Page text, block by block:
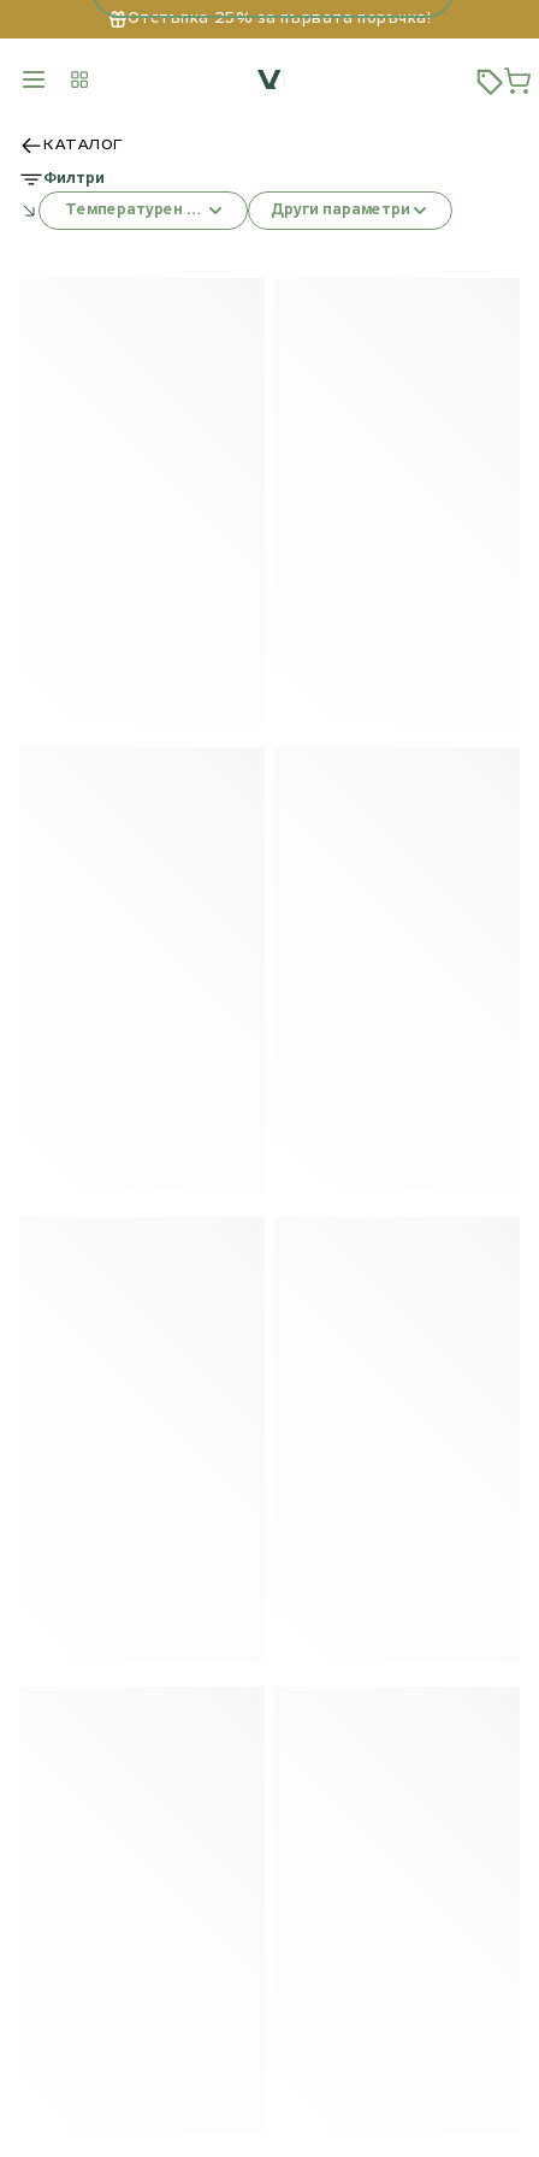
Отстъпка 25% за първата поръчка!
КАТАЛОГ
Температурен режим Други параметри
Филтри